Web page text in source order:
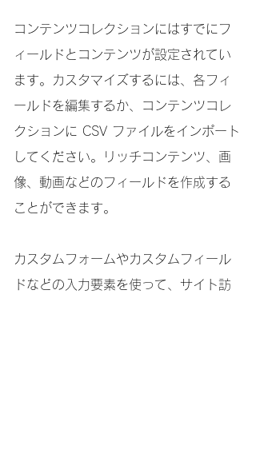
コンテンツコレクションにはすでにフ
ィールドとコンテンツが設定されてい
ます。カスタマイズするには、各フィ
ールドを編集するか、コンテンツコレ
クションに CSV ファイルをインポート
してください。リッチコンテンツ、画
像、動画などのフィールドを作成する
ことができます。
カスタムフォームやカスタムフィール
ドなどの入力要素を使って、サイト訪